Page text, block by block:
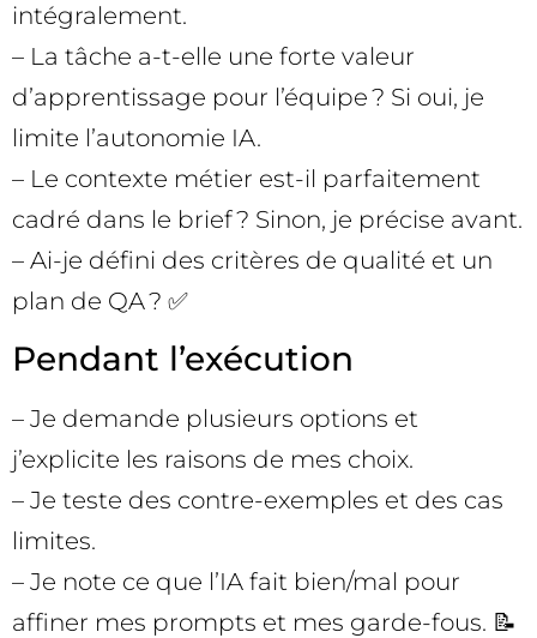
intégralement.
– La tâche a-t-elle une forte valeur
d’apprentissage pour l’équipe ? Si oui, je
limite l’autonomie IA.
– Le contexte métier est-il parfaitement
cadré dans le brief ? Sinon, je précise avant.
– Ai-je défini des critères de qualité et un
plan de QA ? ✅
Pendant l’exécution
– Je demande plusieurs options et
j’explicite les raisons de mes choix.
– Je teste des contre-exemples et des cas
limites.
– Je note ce que l’IA fait bien/mal pour
affiner mes prompts et mes garde-fous. 📝